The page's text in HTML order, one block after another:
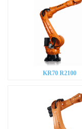
KR70 R2100